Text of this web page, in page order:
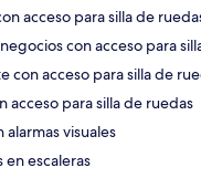
acceso para silla de
con acceso para
con acceso para silla de
acceso para silla de ruedas
alarmas visuales
en escaleras